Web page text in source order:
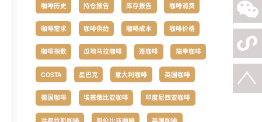
咖啡历史 持仓报告 库存报告 咖啡消费
咖啡需求 咖啡供给 咖啡成本 咖啡价格
咖啡指数 瓜地马拉咖啡 连咖啡 瑞幸咖啡
COSTA 星巴克 意大利咖啡 英国咖啡
德国咖啡 埃塞俄比亚咖啡 印度尼西亚咖啡